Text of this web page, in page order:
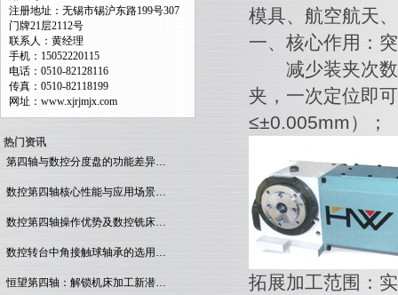
注册地址：无锡市锡沪东路199号307
门牌21层2112号
联系人：黄经理
手机：15052220115
电话：0510-82128116
传真：0510-82118199
网址：www.xjrjmjx.com
热门资讯
第四轴与数控分度盘的功能差异…
数控第四轴核心性能与应用场景…
数控第四轴操作优势及数控铣床…
数控转台中角接触球轴承的选用…
恒望第四轴：解锁机床加工新潜…
模具、航空航天
一、核心作用：
减少装夹次数
夹，一次定位即
≤±0.005mm）；
拓展加工范围：